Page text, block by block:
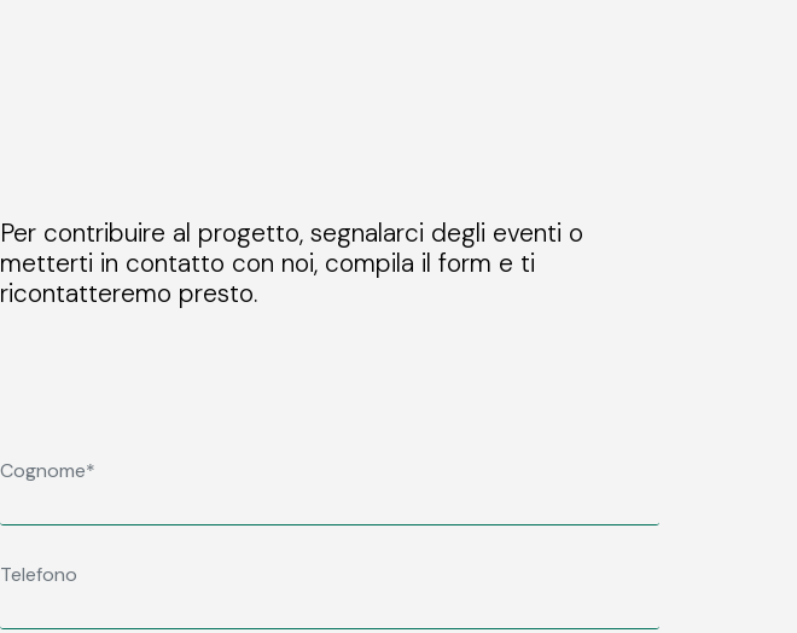
Per contribuire al progetto, segnalarci degli eventi o
metterti in contatto con noi, compila il form e ti
ricontatteremo presto.